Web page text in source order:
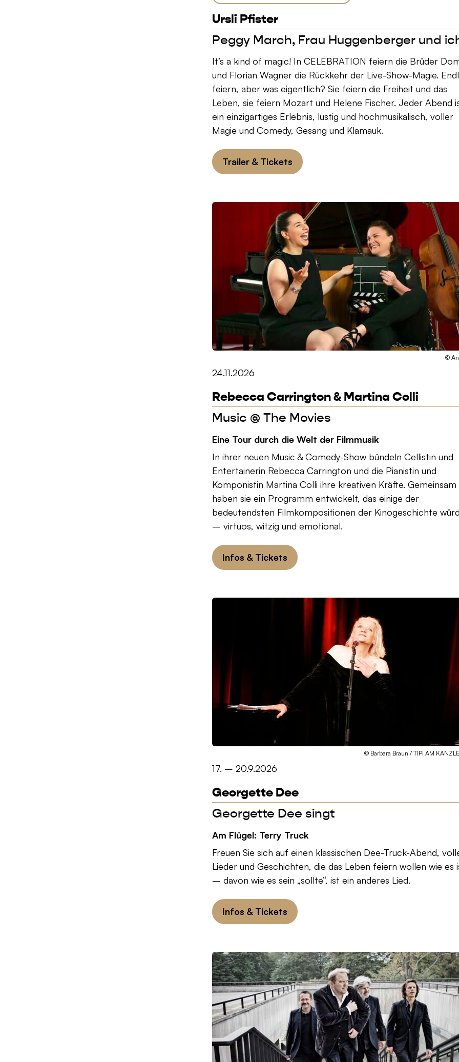
Ursli Pfister
Peggy March, Frau Huggenberger und
It’s a kind of magic! In CELEBRATION feiern die Brüder
und Florian Wagner die Rückkehr der Live-Show-Magie.
feiern, aber was eigentlich? Sie feiern die Freiheit und das
Leben, sie feiern Mozart und Helene Fischer. Jeder Abend
ein einzigartiges Erlebnis, lustig und hochmusikalisch, voller
Magie und Comedy, Gesang und Klamauk.
Trailer & Tickets
©
24.11.2026
Rebecca Carrington & Martina Colli
Music @ The Movies
Eine Tour durch die Welt der Filmmusik
In ihrer neuen Music & Comedy-Show bündeln Cellistin und
Entertainerin Rebecca Carrington und die Pianistin und
Komponistin Martina Colli ihre kreativen Kräfte. Gemeinsam
haben sie ein Programm entwickelt, das einige der
bedeutendsten Filmkompositionen der Kinogeschichte
– virtuos, witzig und emotional.
Infos & Tickets
© Barbara Braun / TIPI AM
17. – 20.9.2026
Georgette Dee
Georgette Dee singt
Am Flügel: Terry Truck
Freuen Sie sich auf einen klassischen Dee-Truck-Abend,
Lieder und Geschichten, die das Leben feiern wollen wie es
– davon wie es sein „sollte“, ist ein anderes Lied.
Infos & Tickets